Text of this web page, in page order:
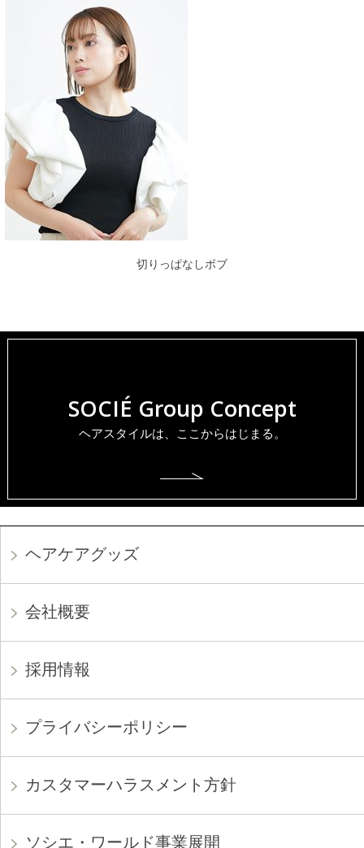
切りっぱなしボブ
SOCIÉ Group Concept
ヘアスタイルは、ここからはじまる。
ヘアケアグッズ
会社概要
採用情報
プライバシーポリシー
カスタマーハラスメント方針
ソシエ・ワールド事業展開